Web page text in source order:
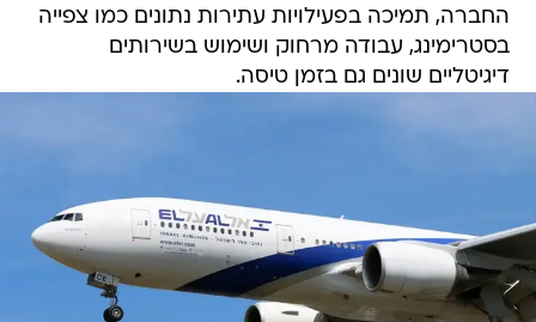
החברה, תמיכה בפעילויות עתירות נתונים כמו צפייה
בסטרימינג, עבודה מרחוק ושימוש בשירותים
דיגיטליים שונים גם בזמן טיסה.